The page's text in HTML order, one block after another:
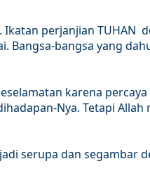
perjanjian TUHAN
Bangsa-bangsa yang
karena
Nya. Tetapi
serupa dan segambar